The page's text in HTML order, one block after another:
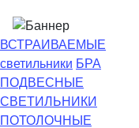
ВСТРАИВАЕМЫЕ
светильники БРА
ПОДВЕСНЫЕ
СВЕТИЛЬНИКИ
ПОТОЛОЧНЫЕ